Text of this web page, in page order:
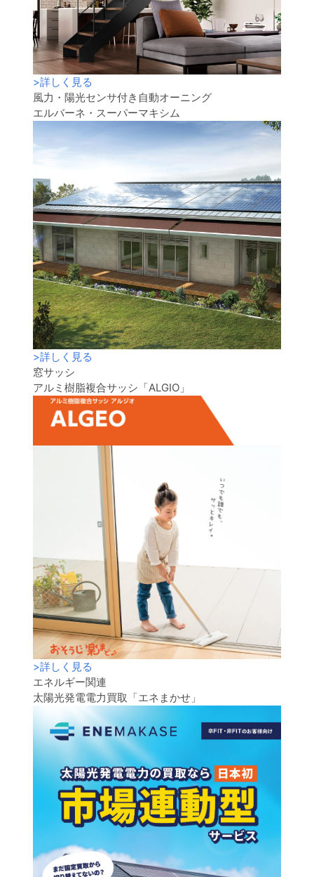
>詳しく見る
風力・陽光センサ付き自動オーニング
エルバーネ・スーパーマキシム
>詳しく見る
窓サッシ
アルミ樹脂複合サッシ「ALGIO」
>詳しく見る
エネルギー関連
太陽光発電電力買取「エネまかせ」